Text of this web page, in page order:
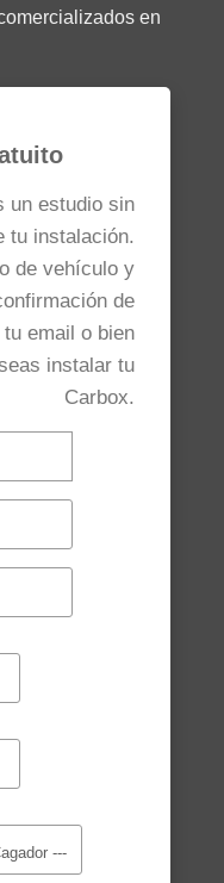
en
un estudio sin
tu instalación.
de vehículo y
de
email o bien
instalar tu
Carbox.